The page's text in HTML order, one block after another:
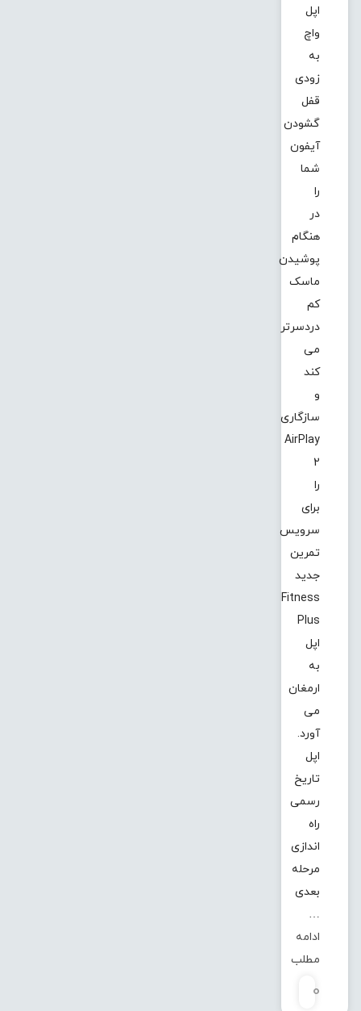
اپل
واچ
به
زودی
قفل
گشودن
آیفون
شما
را
در
هنگام
پوشیدن
ماسک
کم
دردسرتر
می
کند
و
سازگاری
AirPlay
2
را
برای
سرویس
تمرین
جدید
Fitness
Plus
اپل
به
ارمغان
می
آورد.
اپل
تاریخ
رسمی
راه
اندازی
مرحله
بعدی
…
ادامه
مطلب
0